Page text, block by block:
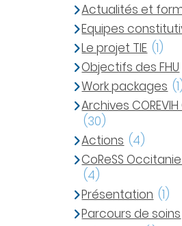
Actualités et
Equipes
Le projet TIE (1)
Objectifs des FHU
Work packages
Archives
(30)
Actions (4)
CoReSS
(4)
Présentation (1)
Parcours de soins